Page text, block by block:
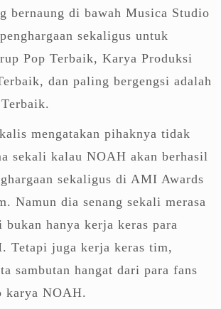
bernaung di bawah Musica Studio
sekaligus untuk
Pop Terbaik, Karya Produksi
dan paling bergengsi adalah
mengatakan pihaknya tidak
sekali kalau NOAH akan berhasil
sekaligus di AMI Awards
Namun dia senang sekali merasa
bukan hanya kerja keras para
Tetapi juga kerja keras tim,
sambutan hangat dari para fans
karya NOAH.